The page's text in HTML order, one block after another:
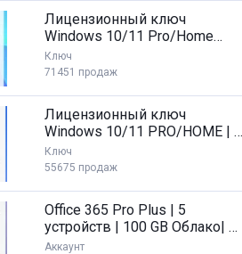
Лицензионный ключ
Windows 10/11 Pro/Home
32/64 bit
Ключ
71451 продаж
Лицензионный ключ
Windows 10/11 PRO/HOME | с
привязкой
Ключ
55675 продаж
Office 365 Pro Plus | 5
устройств | 100 GB Облако| 1
год
Аккаунт